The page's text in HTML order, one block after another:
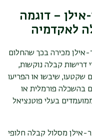
אילן – דוגמה
לאקדמיה
אילן מכירה בכך שהחלום
דרישות קבלה נוקשות,
שקטעו, שיבשו או הפריעו
בהשכלה פורמלית או
בעלי פוטנציאל
אילן מסלול קבלה חלופי